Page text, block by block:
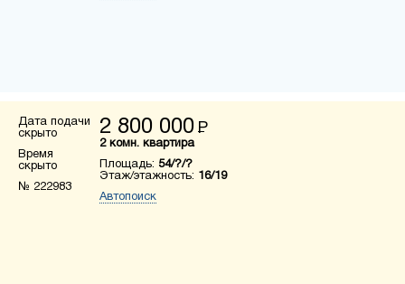
Дата подачи
скрыто
Время
скрыто
№ 222983
2 800 000 Р
2 комн. квартира
Площадь: 54/?/?
Этаж/этажность: 16/19
Автопоиск